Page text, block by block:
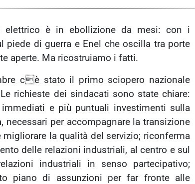
elettrico è in ebollizione da mesi: con i
piede di guerra e Enel che oscilla tra porte
aperte. Ma ricostruiamo i fatti.
cè stato il primo sciopero nazionale
richieste dei sindacati sono state chiare:
e più puntuali investimenti sulla
necessari per accompagnare la transizione
migliorare la qualità del servizio; riconferma
delle relazioni industriali, al centro e sul
industriali in senso partecipativo;
piano di assunzioni per far fronte alle